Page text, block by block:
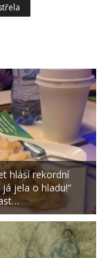
hlásí rekordní
jela o hladu!“